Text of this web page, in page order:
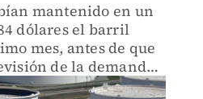
mantenido en un
dólares el barril
mes, antes de que
de la demanda